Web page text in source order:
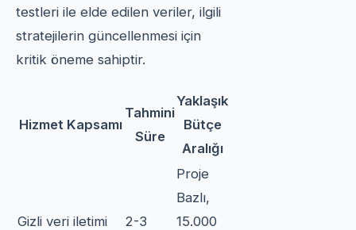
testleri ile elde edilen veriler, ilgili
stratejilerin güncellenmesi için
kritik öneme sahiptir.
Hizmet Kapsamı
Tahmini
Süre
Yaklaşık
Bütçe
Aralığı
Gizli veri iletimi
2-3
Proje
Bazlı,
15.000